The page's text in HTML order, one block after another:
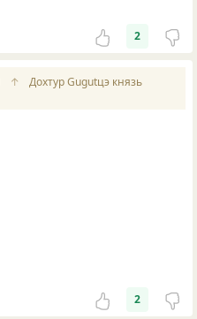
2
↑
Дохтур Gugutцэ князь
2